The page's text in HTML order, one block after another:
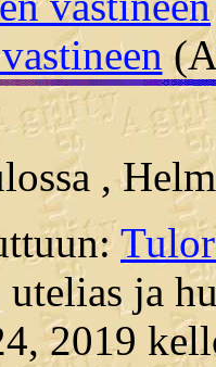
,
ja
2019